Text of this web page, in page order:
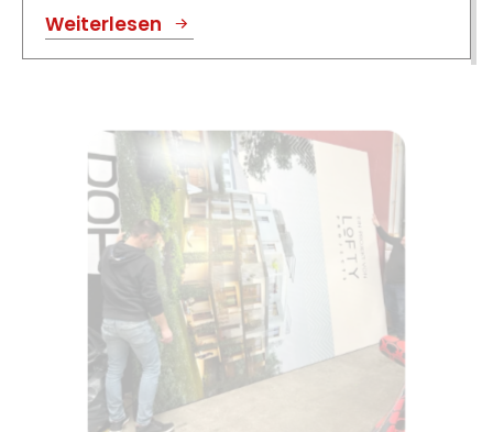
Weiterlesen